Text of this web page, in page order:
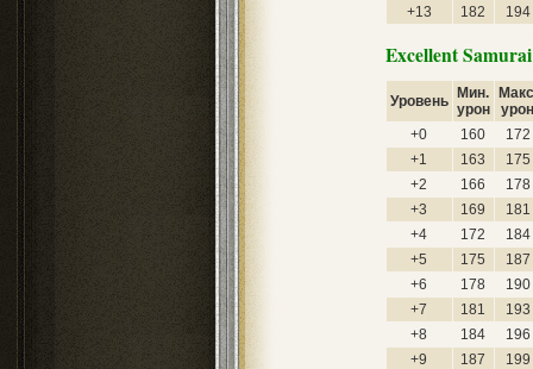
+13
182 194
Excellent
Уровень
Мин.
урон
урон
+0
160
172
+1
163
175
+2
166
178
+3
169
181
+4
172
184
+5
175
187
+6
178
190
+7
181
193
+8
184
196
+9
187
199